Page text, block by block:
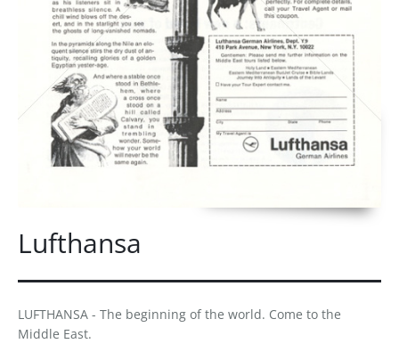
Lufthansa
LUFTHANSA - The beginning of the world. Come to the
Middle East.